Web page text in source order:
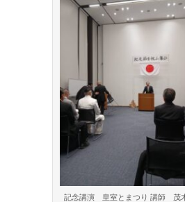
記念講演 皇室とまつり 講師 茂